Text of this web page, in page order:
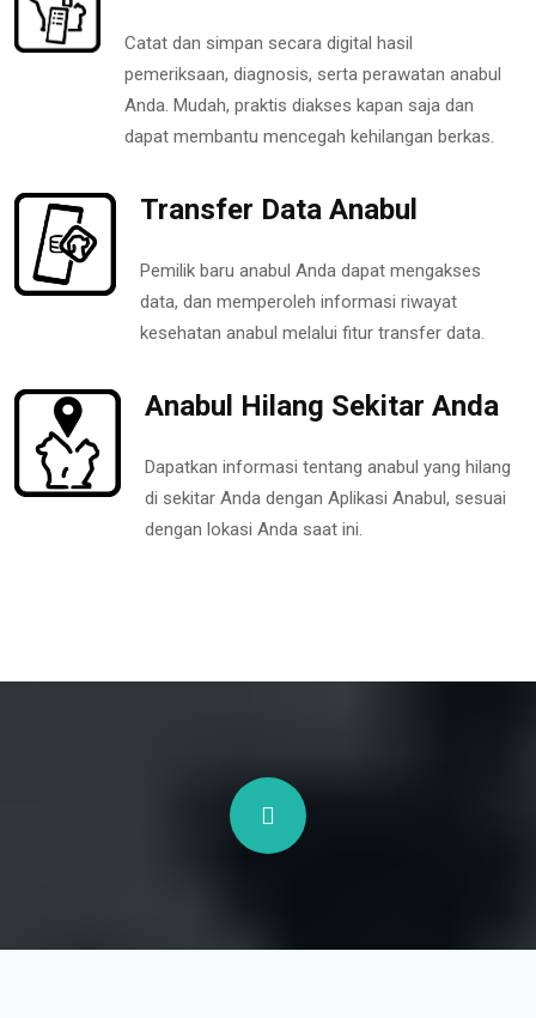
Catat dan simpan secara digital hasil
pemeriksaan, diagnosis, serta perawatan anabul
Anda. Mudah, praktis diakses kapan saja dan
dapat membantu mencegah kehilangan berkas.
Transfer Data Anabul
Pemilik baru anabul Anda dapat mengakses
data, dan memperoleh informasi riwayat
kesehatan anabul melalui fitur transfer data.
Anabul Hilang Sekitar Anda
Dapatkan informasi tentang anabul yang hilang
di sekitar Anda dengan Aplikasi Anabul, sesuai
dengan lokasi Anda saat ini.